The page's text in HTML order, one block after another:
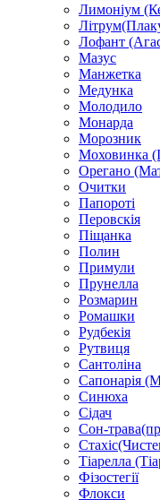
Лимоніум
Лофант
Мазус
Манжетка
Медунка
Молодило
Монарда
Морозник
Моховинка
Орегано
Очитки
Папороті
Перовскія
Піщанка
Полин
Примули
Прунелла
Розмарин
Ромашки
Рудбекія
Рутвиця
Сантоліна
Сапонарія
Синюха
Сідач
Сон-
Тіарелла
Фізостегії
Флокси